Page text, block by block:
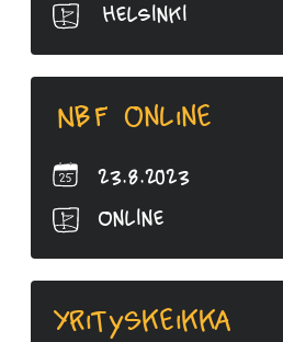
Helsinki
NBF Online
23.8.2023
Online
Yrityskeikka